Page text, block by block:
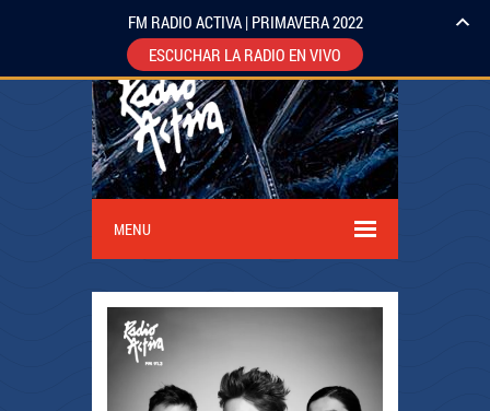
MENU
FM RADIO ACTIVA | PRIMAVERA 2022
ESCUCHAR LA RADIO EN VIVO